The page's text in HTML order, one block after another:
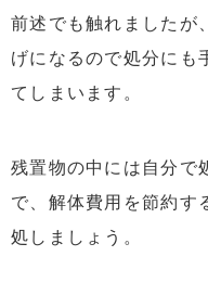
前述でも触れましたが
げになるので処分にも
てしまいます。
残置物の中には自分で
で、解体費用を節約す
処しましょう。